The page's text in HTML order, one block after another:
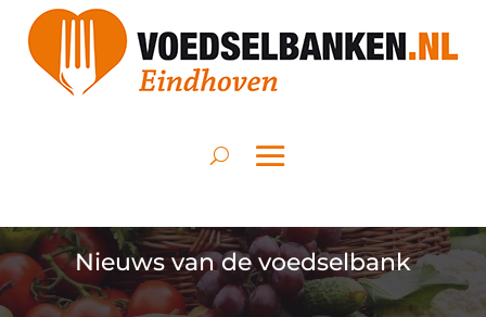
Nieuws van de voedselbank